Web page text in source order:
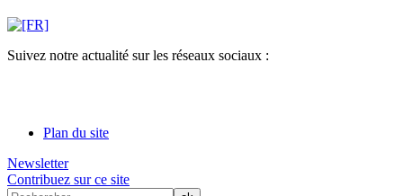
Suivez notre actualité sur les réseaux sociaux :
Plan du site
Newsletter
Contribuez sur ce site